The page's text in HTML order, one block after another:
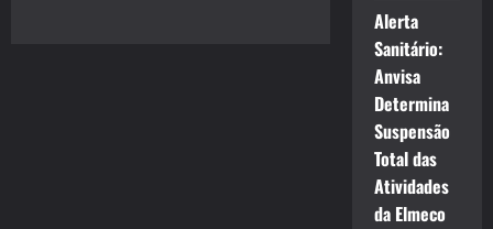
Alerta
Sanitário:
Anvisa
Determina
Suspensão
Total das
Atividades
da Elmeco